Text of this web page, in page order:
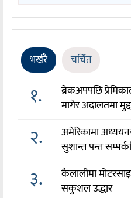
भर्खरै चर्चित
१.
ब्रेकअपपछि
मागेर अदालतमा
२.
अमेरिकामा
सुशान्त पन्त
३.
कैलालीमा
सकुशल उद्धार